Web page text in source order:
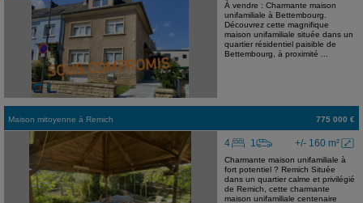
À vendre : Charmante maison
unifamiliale à Bettembourg.
Découvrez cette magnifique
maison unifamiliale située dans un
quartier résidentiel paisible de
Bettembourg, à proximité ...
Maison mitoyenne à Remich 775 000 €
+/- 160 m²
4 1
Charmante maison unifamiliale à
fort potentiel ? Remich Située
dans un quartier calme et privilégié
de Remich, cette charmante
maison unifamiliale centenaire